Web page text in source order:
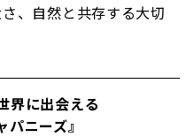
、自然と共存する大切
界に出会える
パニーズ』